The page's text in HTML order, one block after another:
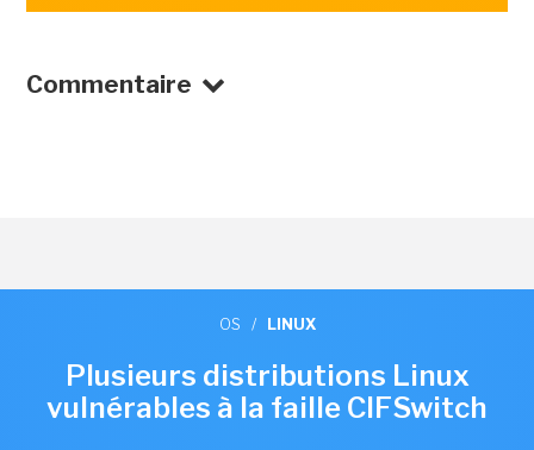
Commentaire
OS / LINUX
Plusieurs distributions Linux
vulnérables à la faille CIFSwitch